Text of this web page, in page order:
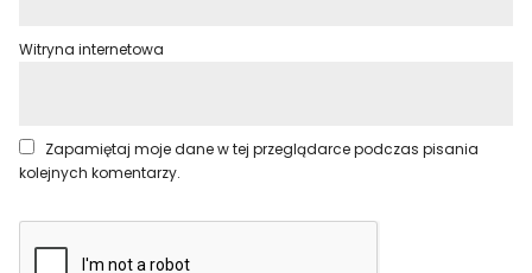
Witryna internetowa
Zapamiętaj moje dane w tej przeglądarce podczas pisania
kolejnych komentarzy.